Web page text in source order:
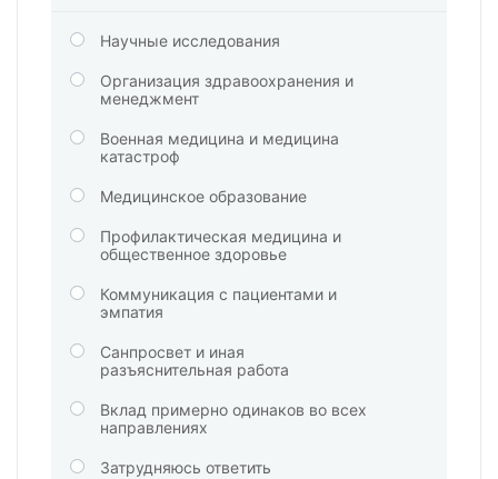
Научные исследования
Организация здравоохранения и
менеджмент
Военная медицина и медицина
катастроф
Медицинское образование
Профилактическая медицина и
общественное здоровье
Коммуникация с пациентами и
эмпатия
Санпросвет и иная
разъяснительная работа
Вклад примерно одинаков во всех
направлениях
Затрудняюсь ответить